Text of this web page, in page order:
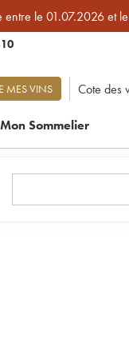
entre le 01.07.2026 et
MES VINS Cote des
Mon Sommelier